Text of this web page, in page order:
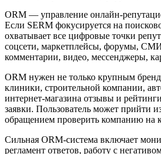
ORM — управление онлайн-
Если SERM фокусируется на
охватывает все цифровые точки
соцсети, маркетплейсы, форумы,
комментарии, видео, мессенджеры,
ORM нужен не только крупным
клиники, строительной компании,
интернет-магазина отзывы и
заявки. Пользователь может прийти
обращением проверить компанию на
Сильная ORM-система включает
регламент ответов, работу с